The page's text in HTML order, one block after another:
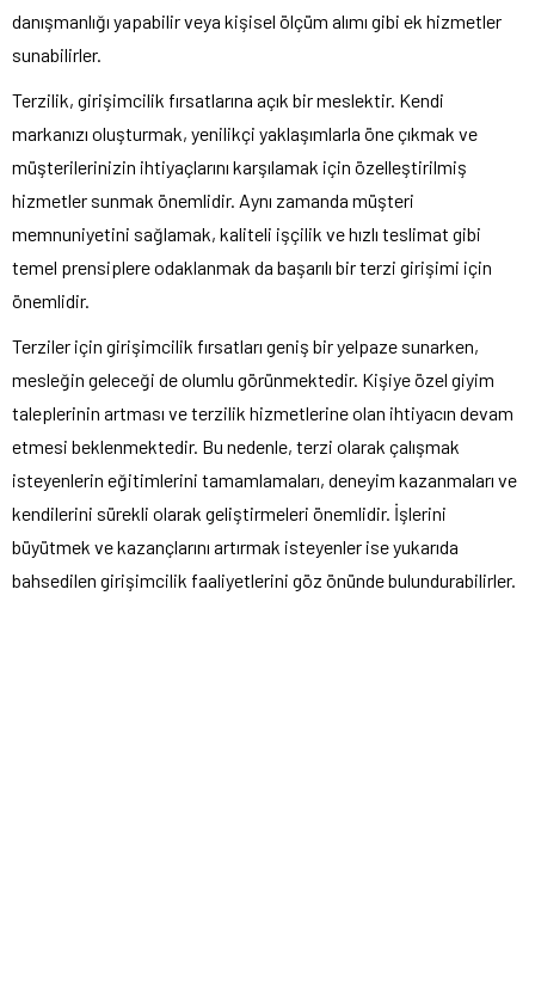
danışmanlığı yapabilir veya kişisel ölçüm alımı gibi ek hizmetler
sunabilirler.
Terzilik, girişimcilik fırsatlarına açık bir meslektir. Kendi
markanızı oluşturmak, yenilikçi yaklaşımlarla öne çıkmak ve
müşterilerinizin ihtiyaçlarını karşılamak için özelleştirilmiş
hizmetler sunmak önemlidir. Aynı zamanda müşteri
memnuniyetini sağlamak, kaliteli işçilik ve hızlı teslimat gibi
temel prensiplere odaklanmak da başarılı bir terzi girişimi için
önemlidir.
Terziler için girişimcilik fırsatları geniş bir yelpaze sunarken,
mesleğin geleceği de olumlu görünmektedir. Kişiye özel giyim
taleplerinin artması ve terzilik hizmetlerine olan ihtiyacın devam
etmesi beklenmektedir. Bu nedenle, terzi olarak çalışmak
isteyenlerin eğitimlerini tamamlamaları, deneyim kazanmaları ve
kendilerini sürekli olarak geliştirmeleri önemlidir. İşlerini
büyütmek ve kazançlarını artırmak isteyenler ise yukarıda
bahsedilen girişimcilik faaliyetlerini göz önünde bulundurabilirler.